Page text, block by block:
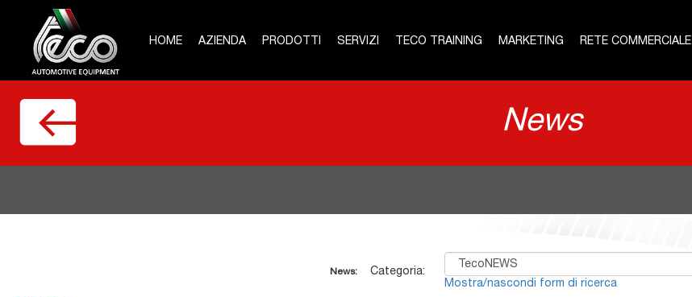
HOME AZIENDA PRODOTTI SERVIZI TECO TRAINING MARKETING RETE COMMERCIALE
News
News: Categoria:
Mostra/nascondi form di ricerca